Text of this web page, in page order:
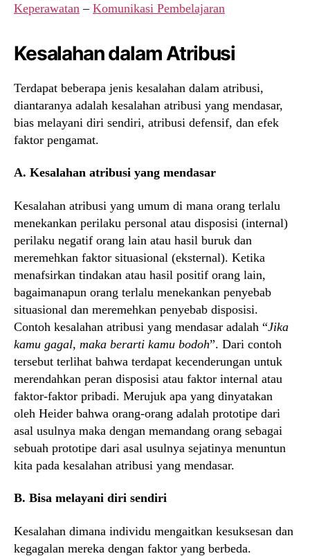
Keperawatan – Komunikasi Pembelajaran
Kesalahan dalam Atribusi
Terdapat beberapa jenis kesalahan dalam atribusi,
diantaranya adalah kesalahan atribusi yang mendasar,
bias melayani diri sendiri, atribusi defensif, dan efek
faktor pengamat.
A. Kesalahan atribusi yang mendasar
Kesalahan atribusi yang umum di mana orang terlalu
menekankan perilaku personal atau disposisi (internal)
perilaku negatif orang lain atau hasil buruk dan
meremehkan faktor situasional (eksternal). Ketika
menafsirkan tindakan atau hasil positif orang lain,
bagaimanapun orang terlalu menekankan penyebab
situasional dan meremehkan penyebab disposisi.
Contoh kesalahan atribusi yang mendasar adalah “Jika
kamu gagal, maka berarti kamu bodoh”. Dari contoh
tersebut terlihat bahwa terdapat kecenderungan untuk
merendahkan peran disposisi atau faktor internal atau
faktor-faktor pribadi. Merujuk apa yang dinyatakan
oleh Heider bahwa orang-orang adalah prototipe dari
asal usulnya maka dengan memandang orang sebagai
sebuah prototipe dari asal usulnya sejatinya menuntun
kita pada kesalahan atribusi yang mendasar.
B. Bisa melayani diri sendiri
Kesalahan dimana individu mengaitkan kesuksesan dan
kegagalan mereka dengan faktor yang berbeda.